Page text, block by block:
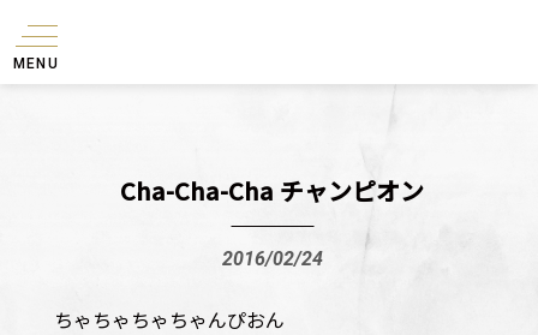
MENU
Cha-Cha-Cha チャンピオン
2016/02/24
ちゃちゃちゃちゃんぴおん